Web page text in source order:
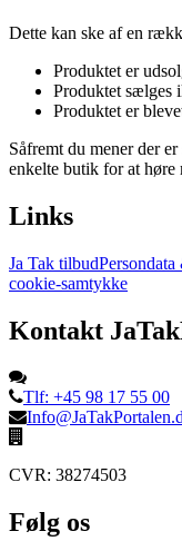
Dette kan ske af en
Produktet er
Produktet sælges
Produktet er
Såfremt du mener der
enkelte butik for at høre
Links
Ja Tak tilbud
cookie-samtykke
Kontakt
Tlf: +45 98 17 55 00
CVR: 38274503
Følg os